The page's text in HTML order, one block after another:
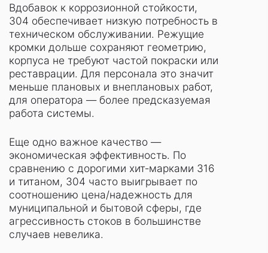
Вдобавок к коррозионной стойкости,
304 обеспечивает низкую потребность в
техническом обслуживании. Режущие
кромки дольше сохраняют геометрию,
корпуса не требуют частой покраски или
реставрации. Для персонала это значит
меньше плановых и внеплановых работ,
для оператора — более предсказуемая
работа системы.
Еще одно важное качество —
экономическая эффективность. По
сравнению с дорогими хит‑марками 316
и титаном, 304 часто выигрывает по
соотношению цена/надежность для
муниципальной и бытовой сферы, где
агрессивность стоков в большинстве
случаев невелика.